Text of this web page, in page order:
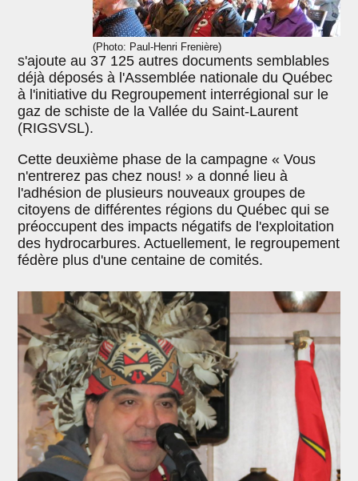
(Photo: Paul-Henri Frenière)
s'ajoute au 37 125 autres documents semblables
déjà déposés à l'Assemblée nationale du Québec
à l'initiative du Regroupement interrégional sur le
gaz de schiste de la Vallée du Saint-Laurent
(RIGSVSL).
Cette deuxième phase de la campagne « Vous
n'entrerez pas chez nous! » a donné lieu à
l'adhésion de plusieurs nouveaux groupes de
citoyens de différentes régions du Québec qui se
préoccupent des impacts négatifs de l'exploitation
des hydrocarbures. Actuellement, le regroupement
fédère plus d'une centaine de comités.